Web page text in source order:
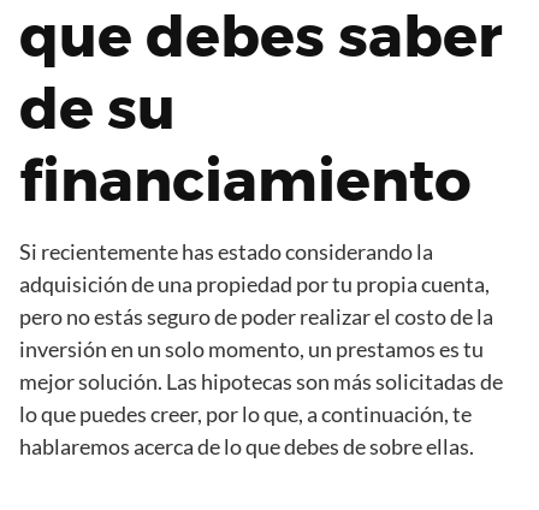
que debes saber
de su
financiamiento
Si recientemente has estado considerando la
adquisición de una propiedad por tu propia cuenta,
pero no estás seguro de poder realizar el costo de la
inversión en un solo momento, un prestamos es tu
mejor solución. Las hipotecas son más solicitadas de
lo que puedes creer, por lo que, a continuación, te
hablaremos acerca de lo que debes de sobre ellas.